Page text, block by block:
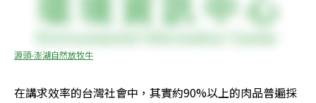
源頭-澎湖自然放牧牛
在講求效率的台灣社會中，其實約90%以上的肉品普遍採